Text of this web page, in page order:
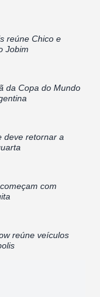
reúne Chico e
Jobim
da Copa do Mundo
deve retornar a
com
reúne veículos